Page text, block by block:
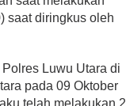
saat diringkus oleh
Luwu Utara di
pada 09 Oktober
telah melakukan 2